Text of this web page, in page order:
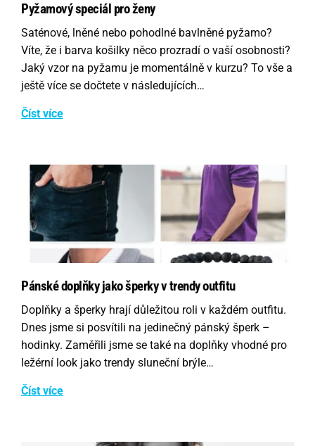
Pyžamový speciál pro ženy
Saténové, lněné nebo pohodlné bavlněné pyžamo?
Víte, že i barva košilky něco prozradí o vaší osobnosti?
Jaký vzor na pyžamu je momentálně v kurzu? To vše a
ještě více se dočtete v následujících…
Číst více
Pánské doplňky jako šperky v trendy outfitu
Doplňky a šperky hrají důležitou roli v každém outfitu.
Dnes jsme si posvítili na jedinečný pánský šperk –
hodinky. Zaměřili jsme se také na doplňky vhodné pro
ležérní look jako trendy sluneční brýle…
Číst více